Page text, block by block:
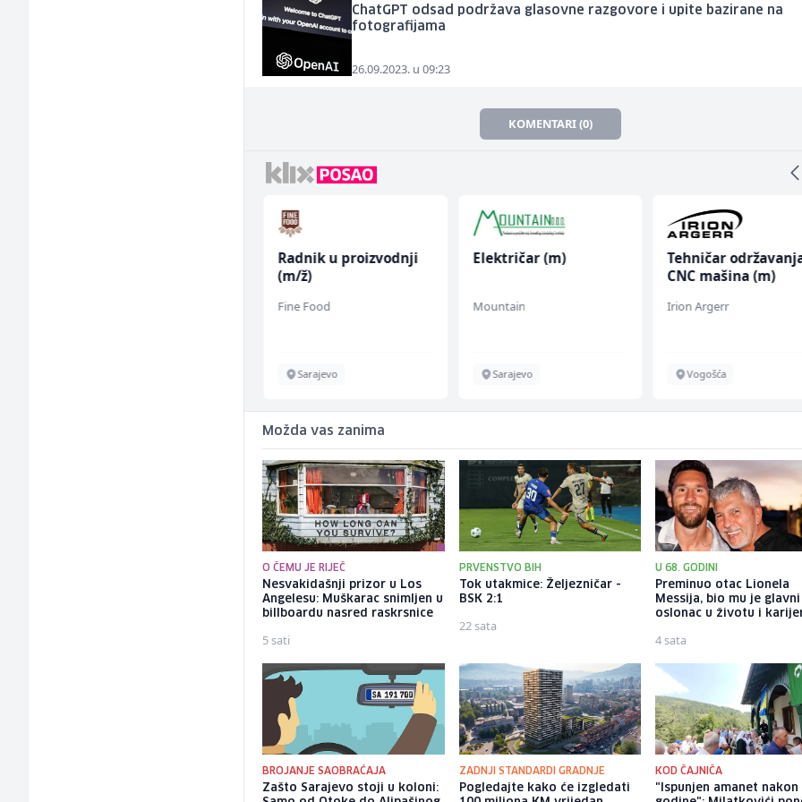
ChatGPT odsad podržava glasovne razgovore i upite bazirane na
fotografijama
26.09.2023. u 09:23
KOMENTARI (0)
Radnik u proizvodnji
(m/ž)
Fine Food
Sarajevo
Električar (m)
Mountain
Sarajevo
Tehničar
CNC mašina (m)
Irion Argerr
Vogošća
Možda vas zanima
O ČEMU JE RIJEČ
Nesvakidašnji prizor u Los
Angelesu: Muškarac snimljen u
billboardu nasred raskrsnice
5 sati
PRVENSTVO BIH
Tok utakmice: Željezničar -
BSK 2:1
22 sata
U 68. GODINI
Preminuo otac Lionela
Messija, bio mu je glavni
oslonac u životu i
4 sata
BROJANJE SAOBRAĆAJA
Zašto Sarajevo stoji u koloni:
ZADNJI STANDARDI GRADNJE
Pogledajte kako će izgledati
KOD ČAJNIČA
"Ispunjen amanet nakon